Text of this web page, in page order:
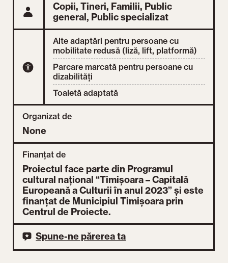
Copii, Tineri, Familii, Public
general, Public specializat
Alte adaptări pentru persoane cu
mobilitate redusă (liză, lift, platformă)
Parcare marcată pentru persoane cu
dizabilități
Toaletă adaptată
Organizat de
None
Finanțat de
Proiectul face parte din Programul
cultural național “Timișoara – Capitală
Europeană a Culturii în anul 2023” și este
finanțat de Municipiul Timișoara prin
Centrul de Proiecte.
Spune-ne părerea ta